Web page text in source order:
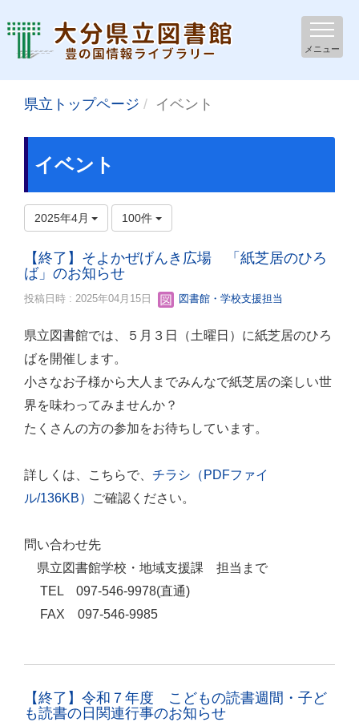
メニュー
県立トップページ イベント
イベント
2025年4月 100件
【終了】そよかぜげんき広場 「紙芝居のひろ
ば」のお知らせ
投稿日時 : 2025年04月15日 図書館・学校支援担当
県立図書館では、５月３日（土曜日）に紙芝居のひろ
ばを開催します。
小さなお子様から大人までみんなで紙芝居の楽しい世
界を味わってみませんか？
たくさんの方の参加をお待ちしています。
詳しくは、こちらで、 チラシ（PDFファイ
ル/136KB）
ご確認ください。
問い合わせ先
県立図書館学校・地域支援課 担当まで
TEL 097-546-9978(直通)
FAX 097-546-9985
【終了】令和７年度 こどもの読書週間・子ど
も読書の日関連行事のお知らせ